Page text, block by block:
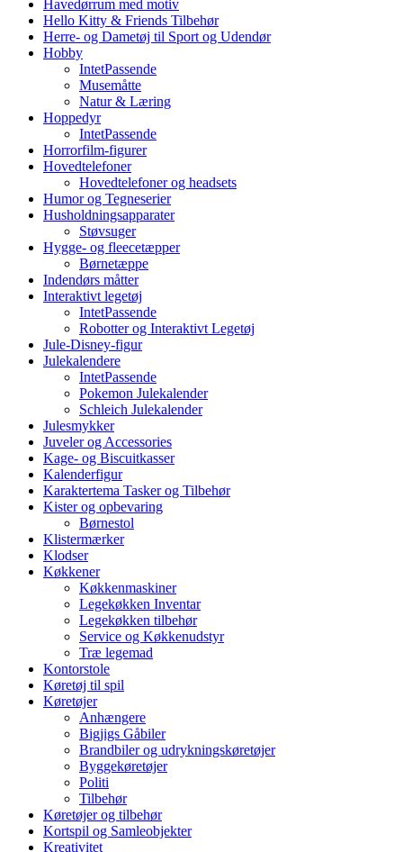
Havedørrum med motiv
Hello Kitty & Friends Tilbehør
Herre- og Dametøj til Sport og Udendør
Hobby
IntetPassende
Musemåtte
Natur & Læring
Hoppedyr
IntetPassende
Horrorfilm-figurer
Hovedtelefoner
Hovedtelefoner og headsets
Humor og Tegneserier
Husholdningsapparater
Støvsuger
Hygge- og fleecetæpper
Børnetæppe
Indendørs måtter
Interaktivt legetøj
IntetPassende
Robotter og Interaktivt Legetøj
Jule-Disney-figur
Julekalendere
IntetPassende
Pokemon Julekalender
Schleich Julekalender
Julesmykker
Juveler og Accessories
Kage- og Biscuitkasser
Kalenderfigur
Karaktertema Tasker og Tilbehør
Kister og opbevaring
Børnestol
Klistermærker
Klodser
Køkkener
Køkkenmaskiner
Legekøkken Inventar
Legekøkken tilbehør
Service og Køkkenudstyr
Træ legemad
Kontorstole
Køretøj til spil
Køretøjer
Anhængere
Bigjigs Gåbiler
Brandbiler og udrykningskøretøjer
Byggekøretøjer
Politi
Tilbehør
Køretøjer og tilbehør
Kortspil og Samleobjekter
Kreativitet